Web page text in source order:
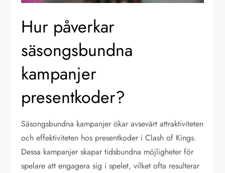
Hur påverkar
säsongsbundna
kampanjer
presentkoder?
Säsongsbundna kampanjer ökar avsevärt attraktiviteten
och effektiviteten hos presentkoder i Clash of Kings.
Dessa kampanjer skapar tidsbundna möjligheter för
spelare att engagera sig i spelet, vilket ofta resulterar